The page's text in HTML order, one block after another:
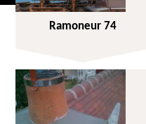
Ramoneur 74